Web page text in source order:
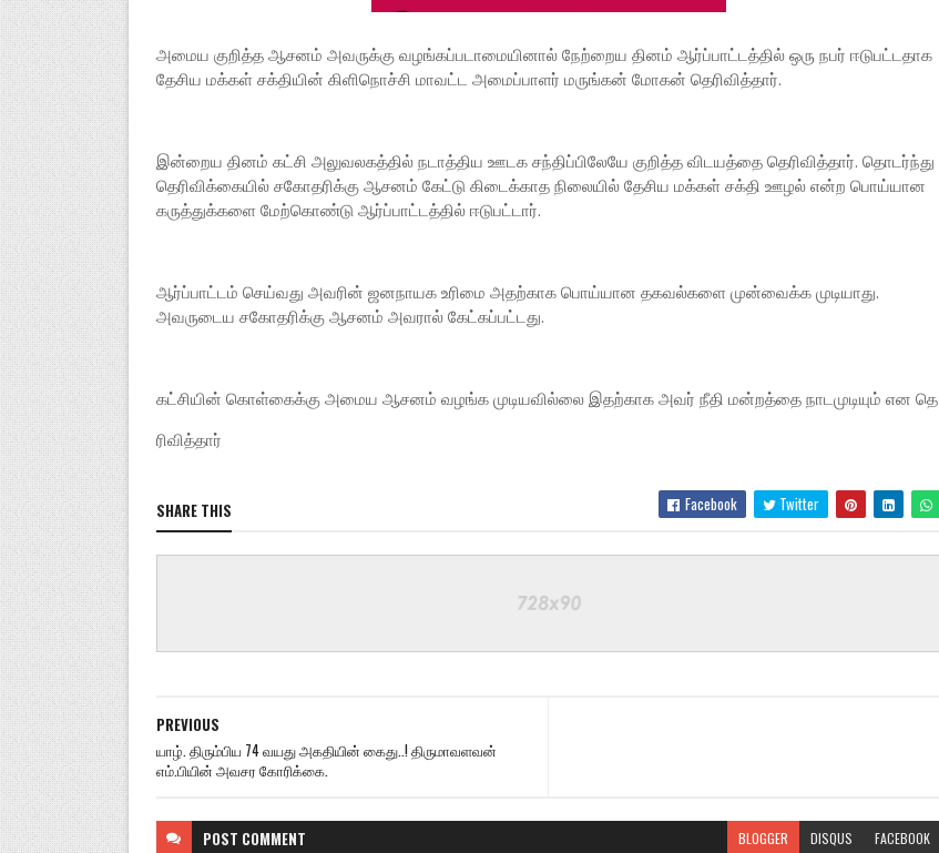
அமைய குறித்த ஆசனம் அவருக்கு வழங்கப்படாமையினால் நேற்றைய தினம் ஆர்ப்பாட்டத்தில் ஒரு நபர் ஈடுபட்டதாக
தேசிய மக்கள் சக்தியின் கிளிநொச்சி மாவட்ட அமைப்பாளர் மருங்கன் மோகன் தெரிவித்தார்.
இன்றைய தினம் கட்சி அலுவலகத்தில் நடாத்திய ஊடக சந்திப்பிலேயே குறித்த விடயத்தை தெரிவித்தார். தொடர்ந்து
தெரிவிக்கையில் சகோதரிக்கு ஆசனம் கேட்டு கிடைக்காத நிலையில் தேசிய மக்கள் சக்தி ஊழல் என்ற பொய்யான
கருத்துக்களை மேற்கொண்டு ஆர்ப்பாட்டத்தில் ஈடுபட்டார்.
ஆர்ப்பாட்டம் செய்வது அவரின் ஜனநாயக உரிமை அதற்காக பொய்யான தகவல்களை முன்வைக்க முடியாது.
அவருடைய சகோதரிக்கு ஆசனம் அவரால் கேட்கப்பட்டது.
கட்சியின் கொள்கைக்கு அமைய ஆசனம் வழங்க முடியவில்லை இதற்காக அவர் நீதி மன்றத்தை நாடமுடியும் என தெ
ரிவித்தார்
SHARE THIS Facebook Twitter
PREVIOUS
யாழ். திரும்பிய 74 வயது அகதியின் கைது..! திருமாவளவன்
எம்.பியின் அவசர கோரிக்கை.
POST COMMENT BLOGGER DISQUS FACEBOOK